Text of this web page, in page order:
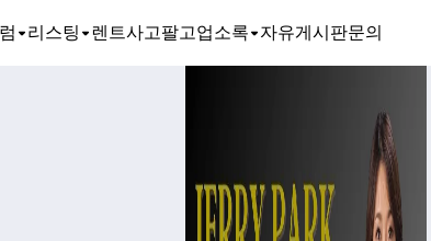
리스팅 렌트사고팔고업소록 자유게시판문의